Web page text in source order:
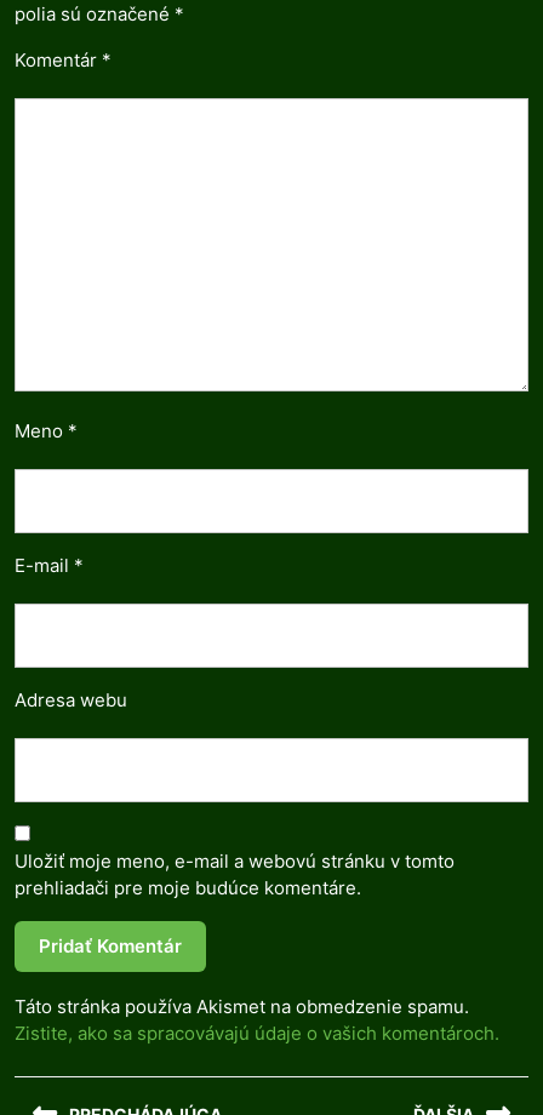
polia sú označené *
Komentár *
Meno *
E-mail *
Adresa webu
Uložiť moje meno, e-mail a webovú stránku v tomto
prehliadači pre moje budúce komentáre.
Táto stránka používa Akismet na obmedzenie spamu.
Zistite, ako sa spracovávajú údaje o vašich komentároch.
Navigácia